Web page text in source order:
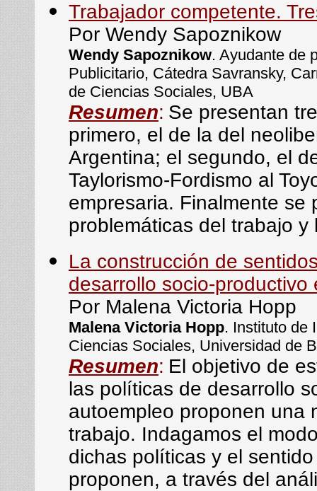
Trabajador competente.
Por Wendy Sapoznikow
Wendy Sapoznikow. Ayudante de
Publicitario, Cátedra Savransky,
de Ciencias Sociales, UBA
Resumen: Se presentan
primero, el de la del
Argentina; el segundo, el
Taylorismo-Fordismo al
empresaria. Finalmente se
problemáticas del trabajo
La construcción de
desarrollo socio-
Por Malena Victoria Hopp
Malena Victoria Hopp. Instituto de
Ciencias Sociales, Universidad de
Resumen: El objetivo de
las políticas de desarrollo
autoempleo proponen una
trabajo. Indagamos el
dichas políticas y el
proponen, a través del